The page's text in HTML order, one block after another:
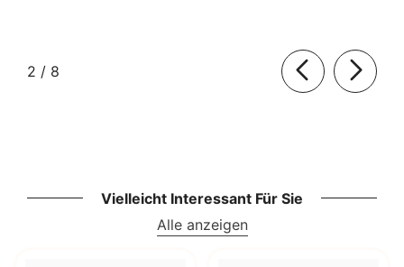
2 / von
8
Vielleicht Interessant Für Sie
Alle anzeigen